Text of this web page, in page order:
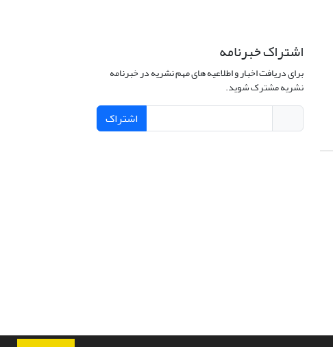
اشتراک خبرنامه
برای دریافت اخبار و اطلاعیه های مهم نشریه در خبرنامه
نشریه مشترک شوید.
اشتراک